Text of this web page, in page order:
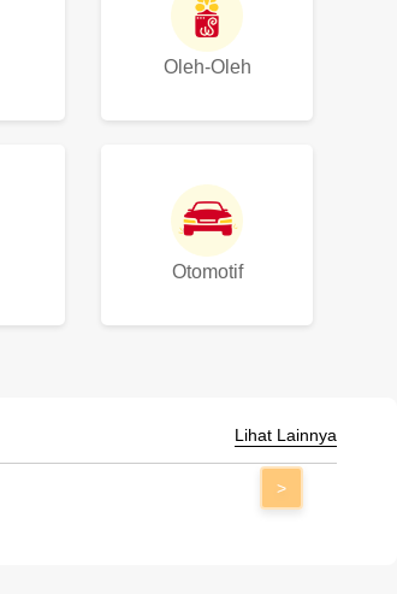
Oleh-Oleh
Otomotif
Lihat Lainnya
>